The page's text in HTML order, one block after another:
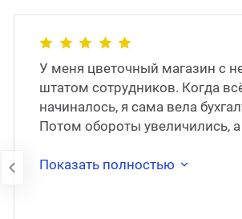
У меня цветочный магазин с
штатом сотрудников. Когда
начиналось, я сама вела
Потом обороты увеличились,
наняла штатног�
Показать полностью